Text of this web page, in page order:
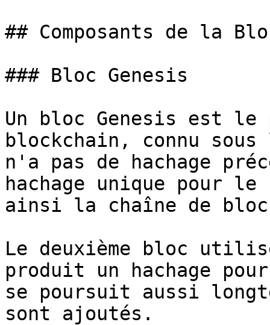
## Composants de la
### Bloc Genesis
Un bloc Genesis est le
blockchain, connu
n'a pas de hachage
hachage unique pour
ainsi la chaîne de
Le deuxième bloc
produit un hachage
se poursuit aussi
sont ajoutés.